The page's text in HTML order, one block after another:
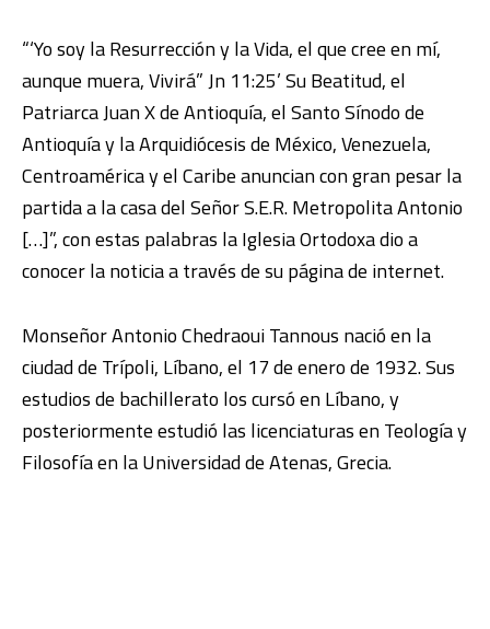
“‘Yo soy la Resurrección y la Vida, el que cree en mí,
aunque muera, Vivirá” Jn 11:25’ Su Beatitud, el
Patriarca Juan X de Antioquía, el Santo Sínodo de
Antioquía y la Arquidiócesis de México, Venezuela,
Centroamérica y el Caribe anuncian con gran pesar la
partida a la casa del Señor S.E.R. Metropolita Antonio
[…]”, con estas palabras la Iglesia Ortodoxa dio a
conocer la noticia a través de su página de internet.
Monseñor Antonio Chedraoui Tannous nació en la
ciudad de Trípoli, Líbano, el 17 de enero de 1932. Sus
estudios de bachillerato los cursó en Líbano, y
posteriormente estudió las licenciaturas en Teología y
Filosofía en la Universidad de Atenas, Grecia.